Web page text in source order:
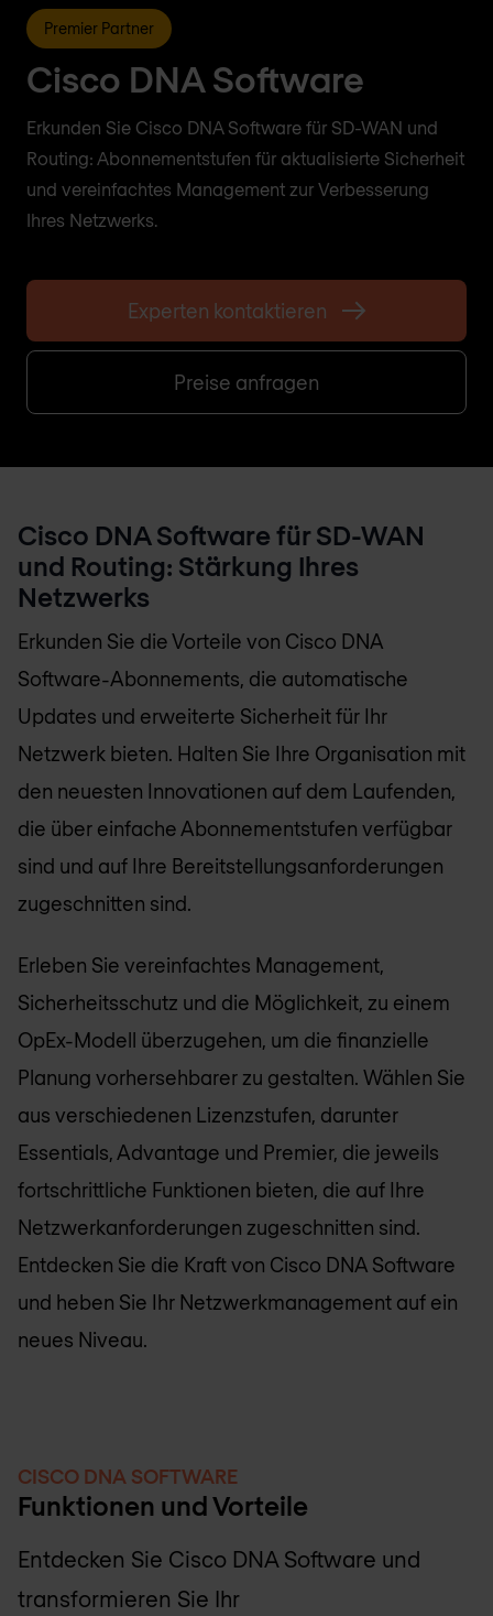
Premier Partner
Cisco DNA Software
Erkunden Sie Cisco DNA Software für SD-WAN und
Routing: Abonnementstufen für aktualisierte Sicherheit
und vereinfachtes Management zur Verbesserung
Ihres Netzwerks.
Experten kontaktieren
Preise anfragen
Cisco DNA Software für SD-WAN
und Routing: Stärkung Ihres
Netzwerks
Erkunden Sie die Vorteile von Cisco DNA
Software-Abonnements, die automatische
Updates und erweiterte Sicherheit für Ihr
Netzwerk bieten. Halten Sie Ihre Organisation mit
den neuesten Innovationen auf dem Laufenden,
die über einfache Abonnementstufen verfügbar
sind und auf Ihre Bereitstellungsanforderungen
zugeschnitten sind.
Erleben Sie vereinfachtes Management,
Sicherheitsschutz und die Möglichkeit, zu einem
OpEx-Modell überzugehen, um die finanzielle
Planung vorhersehbarer zu gestalten. Wählen Sie
aus verschiedenen Lizenzstufen, darunter
Essentials, Advantage und Premier, die jeweils
fortschrittliche Funktionen bieten, die auf Ihre
Netzwerkanforderungen zugeschnitten sind.
Entdecken Sie die Kraft von Cisco DNA Software
und heben Sie Ihr Netzwerkmanagement auf ein
neues Niveau.
CISCO DNA SOFTWARE
Funktionen und Vorteile
Entdecken Sie Cisco DNA Software und
transformieren Sie Ihr